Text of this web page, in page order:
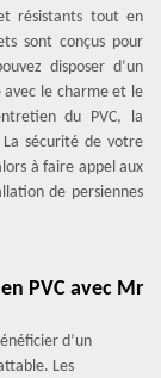
résistants tout en
sont conçus pour
disposer d’un
avec le charme et le
du PVC, la
sécurité de votre
à faire appel aux
de persiennes
PVC avec Mr
d’un
Les